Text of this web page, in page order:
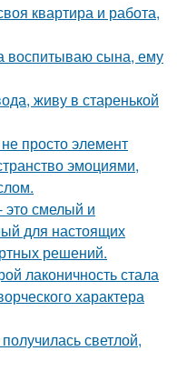
квартира и работа,
воспитываю сына, ему
живу в старенькой
просто элемент
эмоциями,
смелый и
для настоящих
решений.
лаконичность стала
характера
светлой,